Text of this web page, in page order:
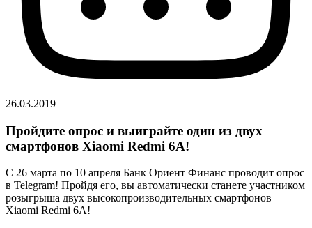
26.03.2019
Пройдите опрос и выиграйте один из двух
смартфонов Xiaomi Redmi 6A!
С 26 марта по 10 апреля Банк Ориент Финанс проводит опрос
в Telegram! Пройдя его, вы автоматически станете участником
розыгрыша двух высокопроизводительных смартфонов
Xiaomi Redmi 6A!